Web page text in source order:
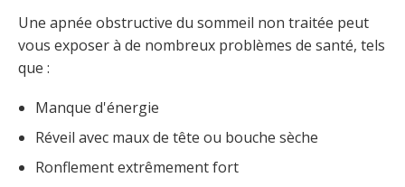
Une apnée obstructive du sommeil non traitée peut
vous exposer à de nombreux problèmes de santé, tels
que :
Manque d'énergie
Réveil avec maux de tête ou bouche sèche
Ronflement extrêmement fort